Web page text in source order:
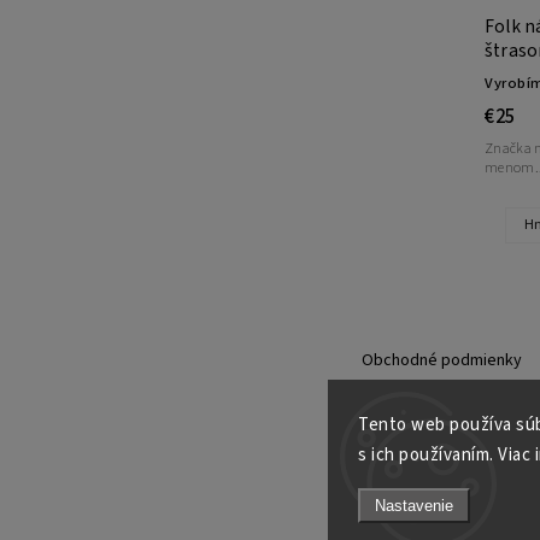
Tento web používa
s ich používaním. Viac
Nastavenie
Folk
€25
Značka
Obchodné podmienky